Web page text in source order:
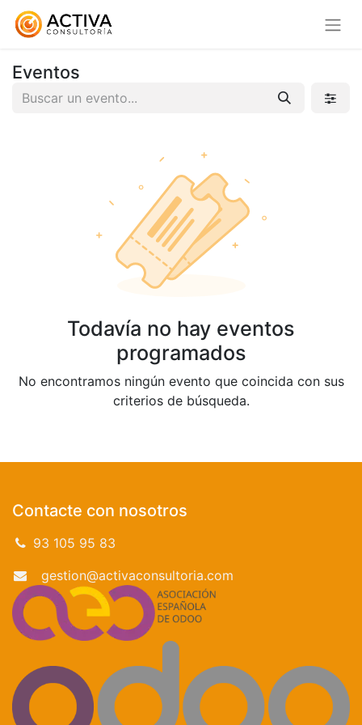
Eventos
Todavía no hay eventos
programados
No encontramos ningún evento que coincida con sus
criterios de búsqueda.
Contacte con nosotros
93 105 95 83
gestion@activaconsultoria.com